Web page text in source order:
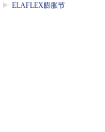
ELAFLEX膨胀节